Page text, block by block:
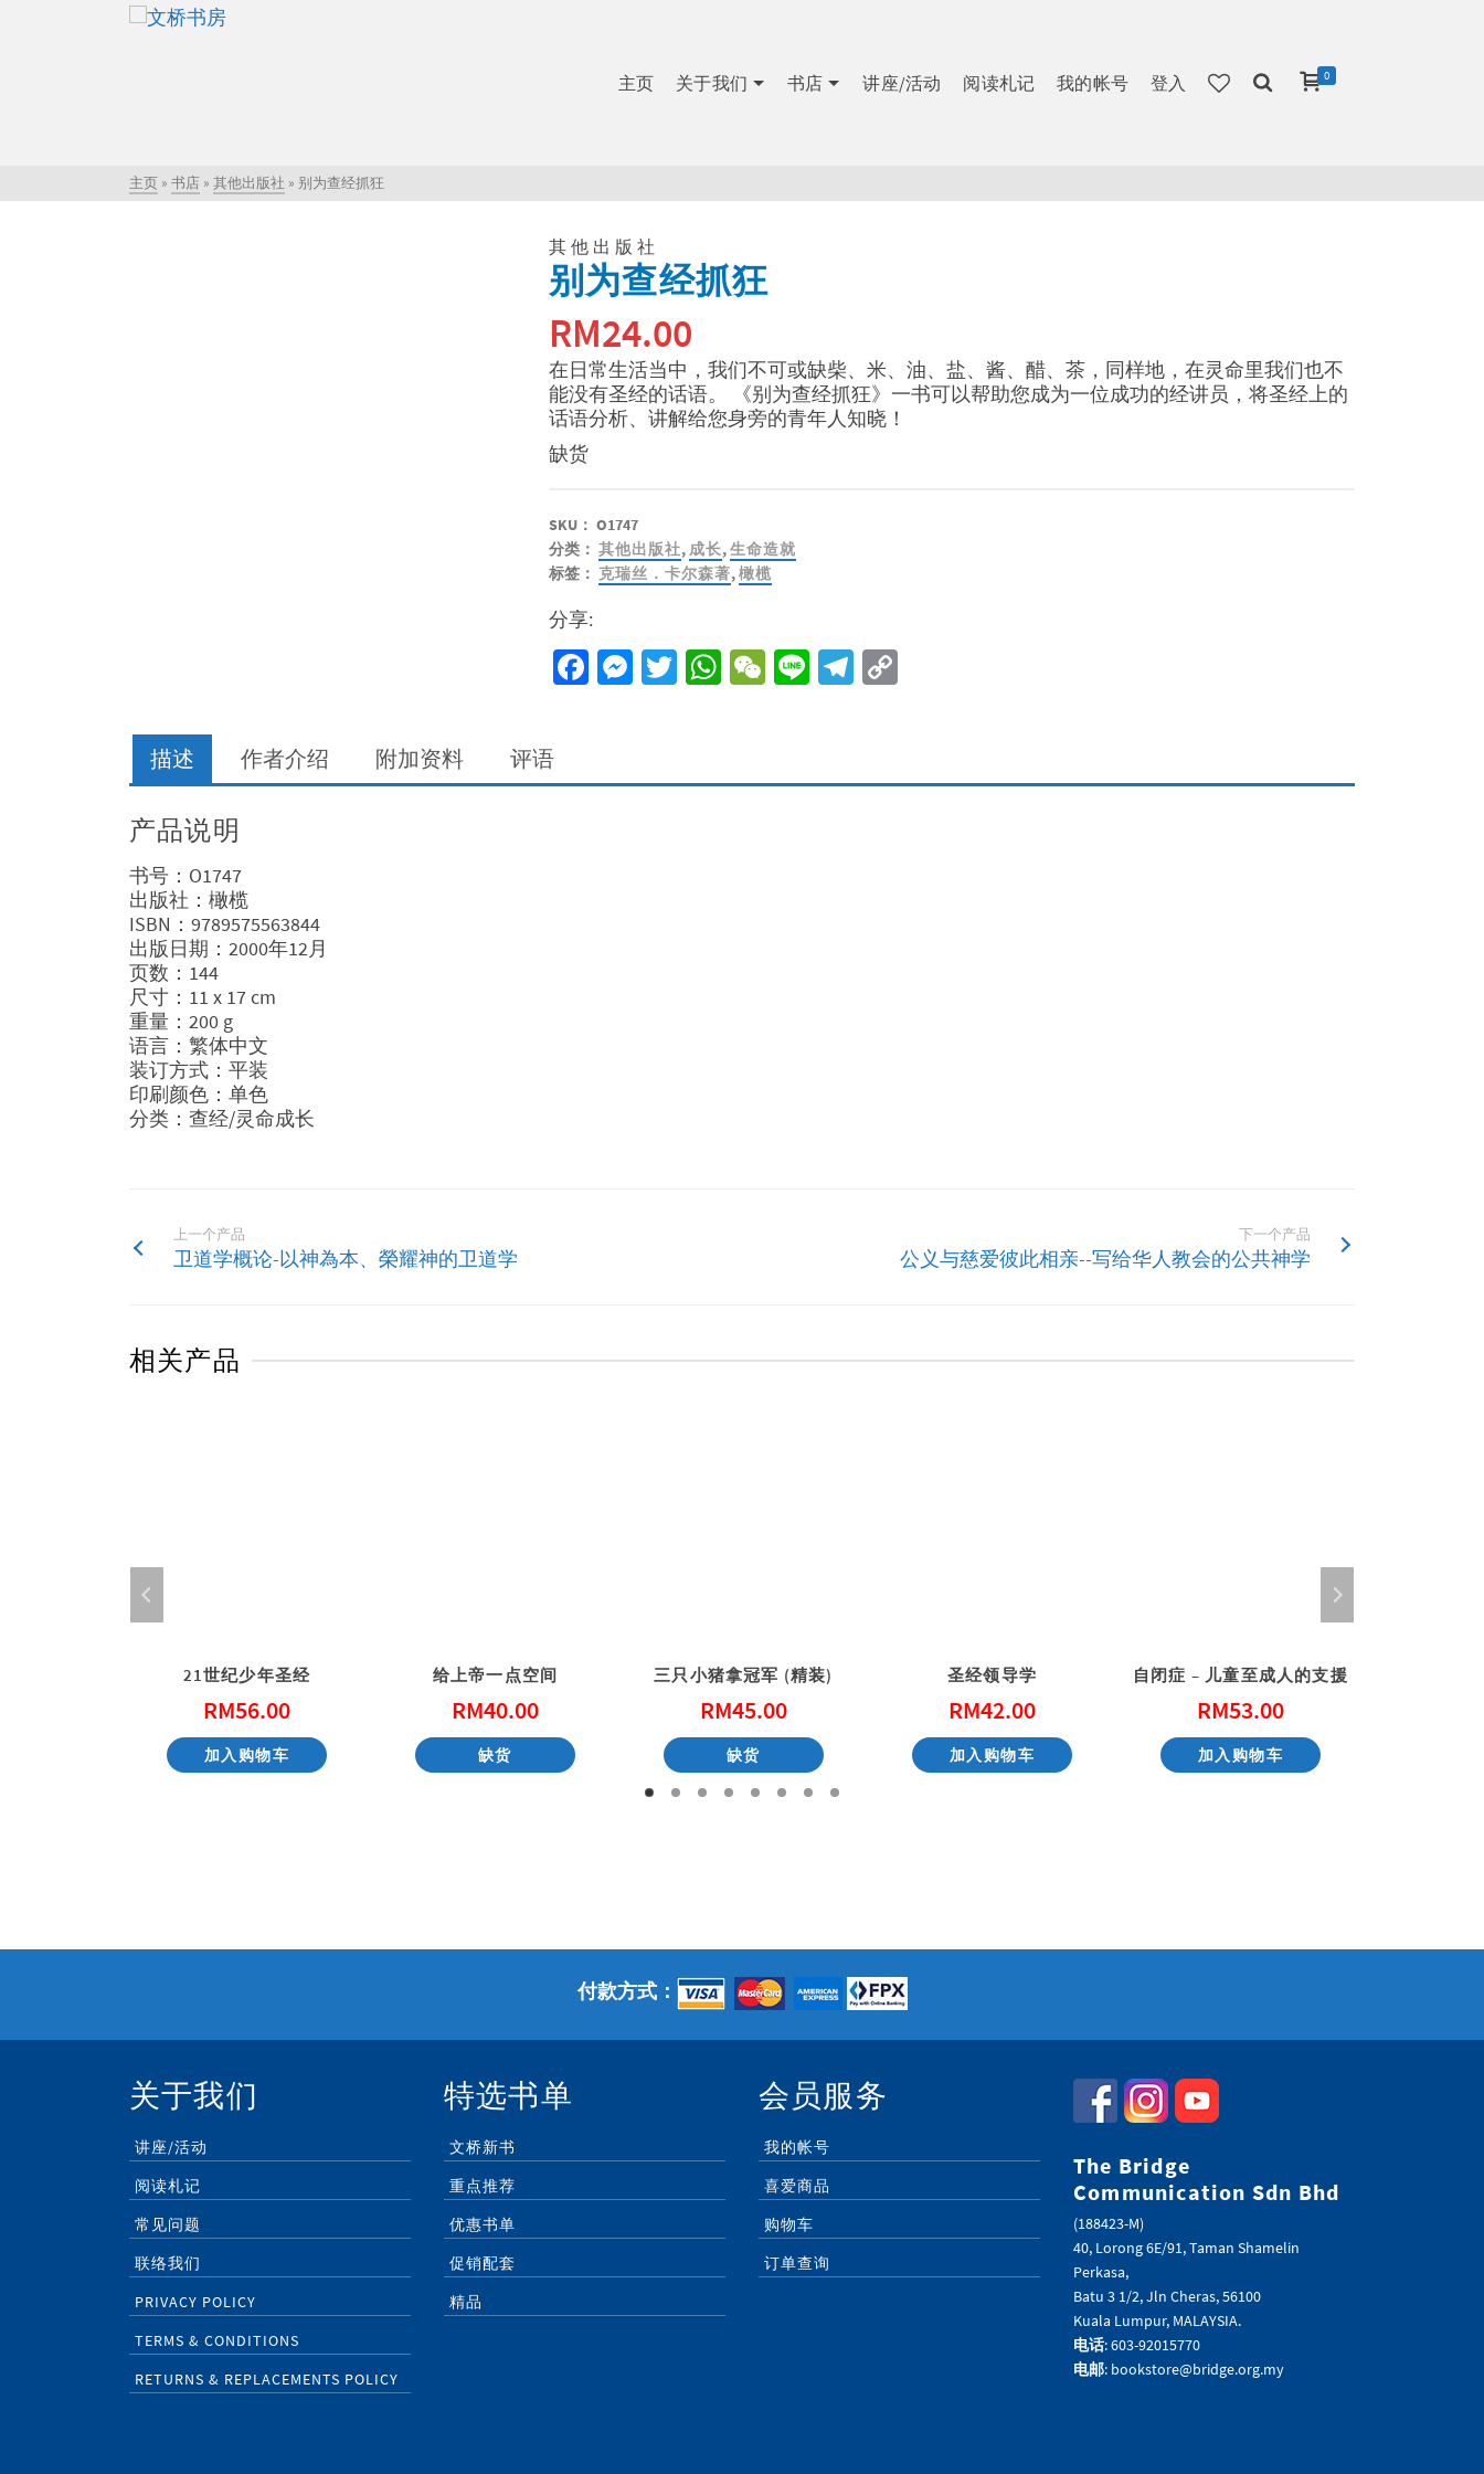
主页 关于我们 书店 讲座/活动 阅读札记 我的帐号 登入 0
主页 » 书店 » 其他出版社 » 别为查经抓狂
其他出版社
别为查经抓狂
RM24.00
在日常生活当中，我们不可或缺柴、米、油、盐、酱、醋、茶，同样地，在灵命里我们也不
能没有圣经的话语。 《别为查经抓狂》一书可以帮助您成为一位成功的经讲员，将圣经上的
话语分析、讲解给您身旁的青年人知晓！
缺货
SKU： O1747
分类： 其他出版社, 成长,生命造就
标签： 克瑞丝．卡尔森著,橄榄
分享:
Facebook
Messenger
Twitter
WhatsApp
WeChat
LineTelegram
Copy
描述 作者介绍 附加资料 评语
产品说明
书号：O1747
出版社：橄榄
ISBN：9789575563844
出版日期：2000年12月
页数：144
尺寸：11 x 17 cm
重量：200 g
语言：繁体中文
装订方式：平装
印刷颜色：单色
分类：查经/灵命成长
上一个产品
卫道学概论-以神為本、榮耀神的卫道学
下一个产品
公义与慈爱彼此相亲--写给华人教会的公共神学
相关产品
21世纪少年圣经
RM56.00
加入购物车
给上帝一点空间
RM40.00
缺货
三只小猪拿冠军 (精装)
RM45.00
缺货
圣经领导学
RM42.00
加入购物车
自闭症 – 儿童至成人的支援
RM53.00
加入购物车
付款方式：
关于我们
讲座/活动
阅读札记
常见问题
联络我们
PRIVACY POLICY
TERMS & CONDITIONS
RETURNS & REPLACEMENTS POLICY
特选书单
文桥新书
重点推荐
优惠书单
促销配套
精品
会员服务
我的帐号
喜爱商品
购物车
订单查询
The Bridge
Communication Sdn Bhd
(188423-M)
40, Lorong 6E/91, Taman Shamelin
Perkasa,
Batu 3 1/2, Jln Cheras, 56100
Kuala Lumpur, MALAYSIA.
电话: 603-92015770
电邮: bookstore@bridge.org.my